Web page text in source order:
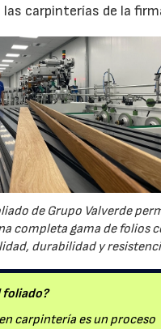
carpinterías de la
de Grupo Valverde
completa gama de folios
durabilidad y
foliado?
carpintería es un proceso